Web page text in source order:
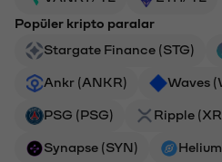
Popüler kripto paralar
Stargate Finance (STG)
Ankr (ANKR) Waves
PSG (PSG) Ripple
Synapse (SYN)